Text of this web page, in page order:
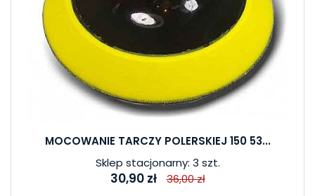
MOCOWANIE TARCZY POLERSKIEJ 150 53...
Sklep stacjonarny: 3 szt.
30,90 zł 36,00 zł